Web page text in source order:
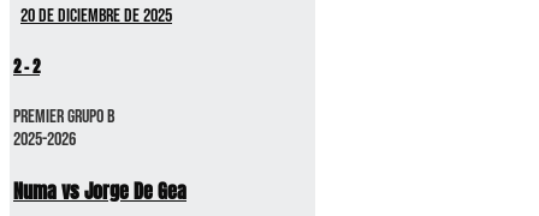
20 de diciembre de 2025
2-2
Premier GRUPO B
2025-2026
Numa vs Jorge De Gea